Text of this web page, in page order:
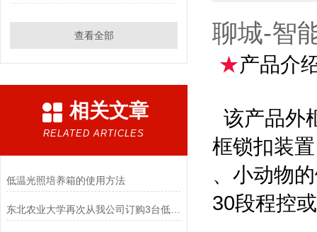
查看全部
相关文章
RELATED ARTICLES
低温光照培养箱的使用方法
东北农业大学再次从我公司订购3台低温光照培养箱
聊城-智
★产品介
该产品外
框锁扣装
、小动物
30段程控